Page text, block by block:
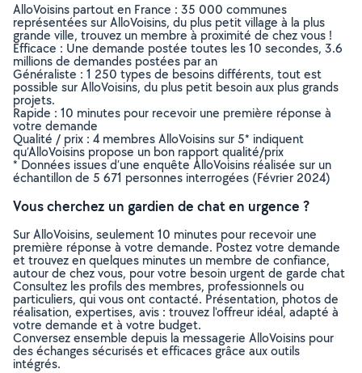
AlloVoisins partout en France : 35 000 communes
représentées sur AlloVoisins, du plus petit village à la plus
grande ville, trouvez un membre à proximité de chez vous !
Efficace : Une demande postée toutes les 10 secondes, 3.6
millions de demandes postées par an
Généraliste : 1 250 types de besoins différents, tout est
possible sur AlloVoisins, du plus petit besoin aux plus grands
projets.
Rapide : 10 minutes pour recevoir une première réponse à
votre demande
Qualité / prix : 4 membres AlloVoisins sur 5* indiquent
qu’AlloVoisins propose un bon rapport qualité/prix
* Données issues d’une enquête AlloVoisins réalisée sur un
échantillon de 5 671 personnes interrogées (Février 2024)
Vous cherchez un gardien de chat en urgence ?
Sur AlloVoisins, seulement 10 minutes pour recevoir une
première réponse à votre demande. Postez votre demande
et trouvez en quelques minutes un membre de confiance,
autour de chez vous, pour votre besoin urgent de garde chat
Consultez les profils des membres, professionnels ou
particuliers, qui vous ont contacté. Présentation, photos de
réalisation, expertises, avis : trouvez l'offreur idéal, adapté à
votre demande et à votre budget.
Conversez ensemble depuis la messagerie AlloVoisins pour
des échanges sécurisés et efficaces grâce aux outils
intégrés.